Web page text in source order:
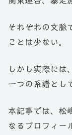
それぞれの文脈
ことは少ない。
しかし実際には
一つの系譜とし
本記事では、松
なるプロフィー